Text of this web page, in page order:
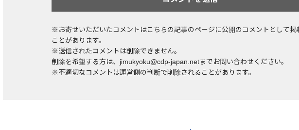
※お寄せいただいたコメントはこちらの記事のページに公開のコメントとして掲
ことがあります。
※送信されたコメントは削除できません。
削除を希望する方は、jimukyoku@cdp-japan.netまでお問い合わせください。
※不適切なコメントは運営側の判断で削除されることがあります。